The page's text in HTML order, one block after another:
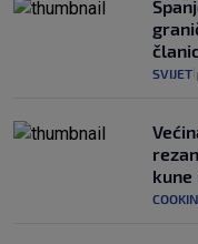
SVIJET
kune